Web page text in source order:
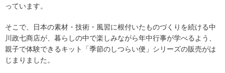
っています。
そこで、日本の素材・技術・風習に根付いたものづくりを続ける中
川政七商店が、暮らしの中で楽しみながら年中行事が学べるよう、
親子で体験できるキット「季節のしつらい便」シリーズの販売がは
じまりました。